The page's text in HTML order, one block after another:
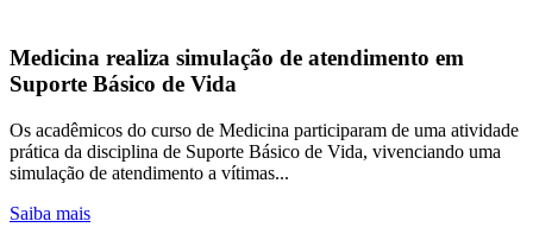
Medicina realiza simulação de atendimento em
Suporte Básico de Vida
Os acadêmicos do curso de Medicina participaram de uma atividade
prática da disciplina de Suporte Básico de Vida, vivenciando uma
simulação de atendimento a vítimas...
Saiba mais